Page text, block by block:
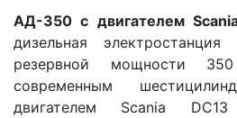
АД-350 с двигателем
дизельная
резервной мощности
современным
двигателем Scania